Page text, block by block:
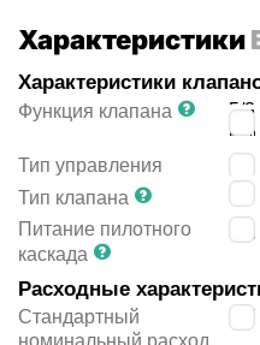
Характеристики
Характеристики
Функция клапана
5/3
Тип управления
Тип клапана
с
Питание пилотного
каскада
Расходные
Стандартный